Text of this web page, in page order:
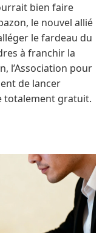
bien faire
le nouvel allié
le fardeau du
à franchir la
l’Association pour
de lancer
totalement gratuit.